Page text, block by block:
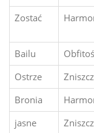
Zostać
Bailu
Ostrze
Bronia
jasne